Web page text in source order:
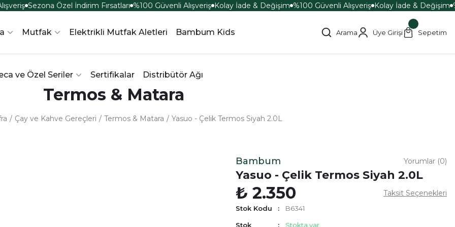
Sezona Özel İndirim Fırsatları %100 Güvenli Alışveriş Kolay İade & Değişim %100 Güvenli Alışveriş Kolay İade & Değişim
Mutfak Elektrikli Mutfak Aletleri Bambum Kids
ve Özel Seriler Sertifikalar Distribütör Ağı
Arama Üye Girişi Sepetim
Termos & Matara
Çay ve Kahve Gereçleri Termos & Matara Yasuo - Çelik Termos Siyah 2.0L
Bambum Yorumlar (0)
Yasuo - Çelik Termos Siyah 2.0L
₺ 2.350 Taksit Seçenekleri
Stok Kodu B6341
Stok
Stokta var